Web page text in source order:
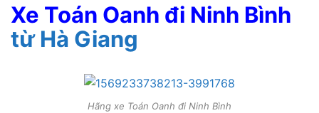
Xe Toán Oanh đi Ninh Bình
từ Hà Giang
Hãng xe Toán Oanh đi Ninh Bình